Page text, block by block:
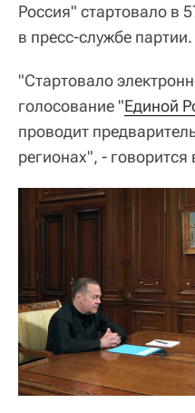
Россия" стартовало в
в пресс-службе партии.
"Стартовало
голосование "Единой
проводит
регионах", -